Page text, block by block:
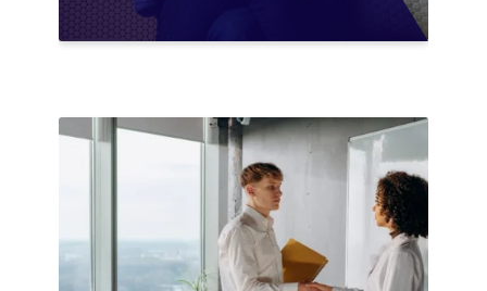
PACTE DUTREIL SUR
LA TRANSMISSION DES